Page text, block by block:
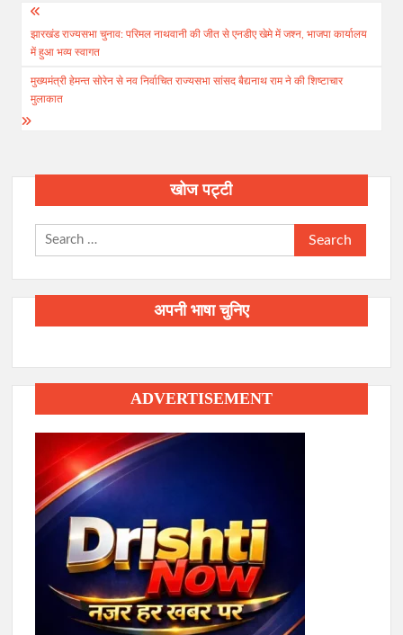
Post
navigation
झारखंड राज्यसभा चुनाव: परिमल नाथवानी की जीत से एनडीए खेमे में जश्न, भाजपा कार्यालय
में हुआ भव्य स्वागत
मुख्यमंत्री हेमन्त सोरेन से नव निर्वाचित राज्यसभा सांसद बैद्यनाथ राम ने की शिष्टाचार
मुलाकात
खोज पट्टी
Search
for:
अपनी भाषा चुनिए
ADVERTISEMENT